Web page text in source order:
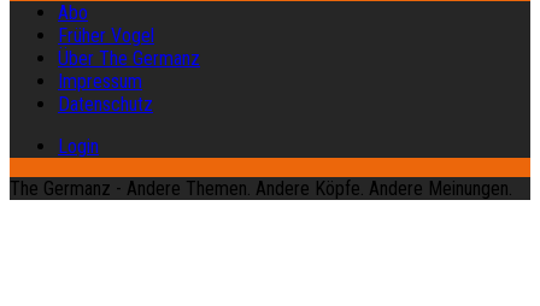
Abo
Früher Vogel
Über The Germanz
Impressum
Datenschutz
Login
The Germanz - Andere Themen. Andere Köpfe. Andere Meinungen.